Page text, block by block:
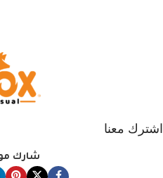
اشترك معنا
شارك